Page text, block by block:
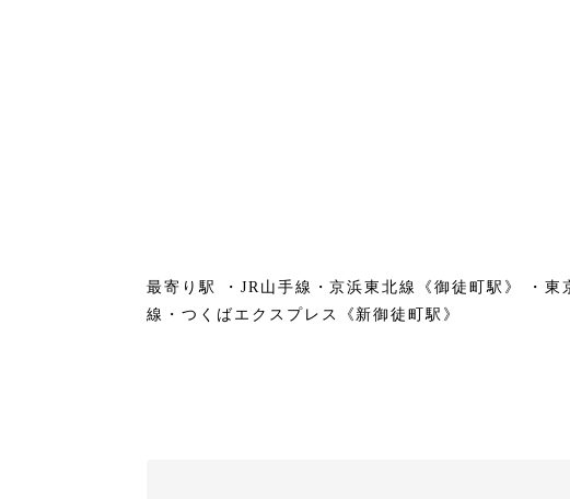
最寄り駅 ・JR山手線・京浜東北線《御徒町駅》 ・
線・つくばエクスプレス《新御徒町駅》